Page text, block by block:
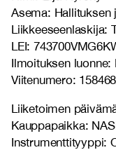
Asema: Hallituksen
Liikkeeseenlaskija:
LEI:
Ilmoituksen luonne:
Viitenumero:
Liiketoimen
Kauppapaikka:
Instrumenttityyppi: